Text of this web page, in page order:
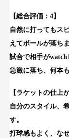
【総合評価：4】
自然に打ってもス
えてボールが落ちま
試合で相手が
急激に落ち、何本
【ラケットの仕上
自分のスタイル、
す。
打球感もよく、な